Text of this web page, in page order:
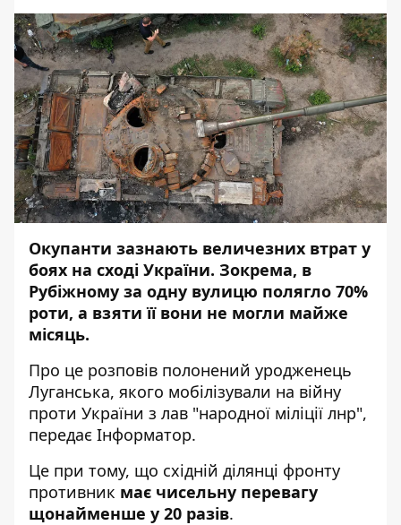
Окупанти зазнають величезних втрат у
боях на сході України. Зокрема, в
Рубіжному за одну вулицю полягло 70%
роти, а взяти її вони не могли майже
місяць.
Про це розповів полонений уродженець
Луганська, якого мобілізували на війну
проти України з лав "народної міліції лнр",
передає Інформатор.
Це при тому, що східній ділянці фронту
противник має чисельну перевагу
щонайменше у 20 разів.